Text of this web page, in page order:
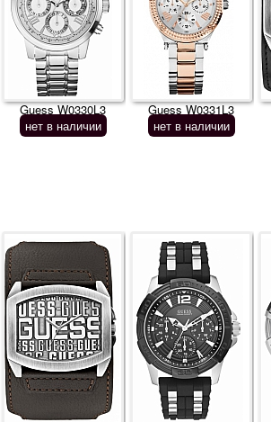
Guess W0330L3
нет в наличии
Guess W0331L3
нет в наличии